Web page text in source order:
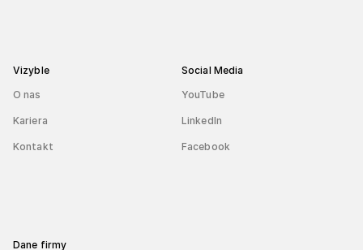
Vizyble
O nas
Kariera
Kontakt
Social Media
YouTube
LinkedIn
Facebook
Dane firmy